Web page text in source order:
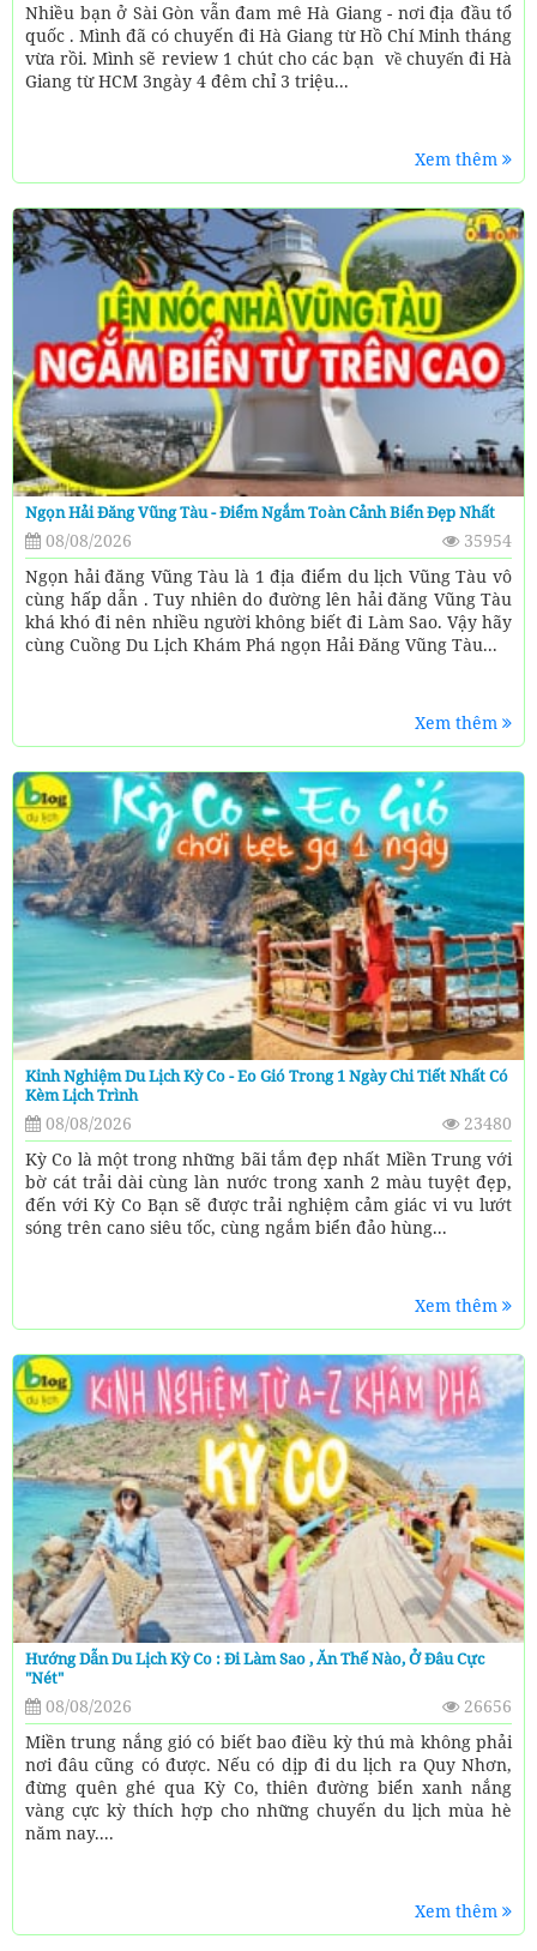
Nhiều bạn ở Sài Gòn vẫn đam mê Hà Giang - nơi địa đầu tổ
quốc . Mình đã có chuyến đi Hà Giang từ Hồ Chí Minh tháng
vừa rồi. Mình sẽ review 1 chút cho các bạn về chuyến đi Hà
Giang từ HCM 3ngày 4 đêm chỉ 3 triệu...
Xem thêm
Ngọn Hải Đăng Vũng Tàu - Điểm Ngắm Toàn Cảnh Biển Đẹp Nhất
08/08/2026
35954
Ngọn hải đăng Vũng Tàu là 1 địa điểm du lịch Vũng Tàu vô
cùng hấp dẫn . Tuy nhiên do đường lên hải đăng Vũng Tàu
khá khó đi nên nhiều người không biết đi Làm Sao. Vậy hãy
cùng Cuồng Du Lịch Khám Phá ngọn Hải Đăng Vũng Tàu...
Xem thêm
Kinh Nghiệm Du Lịch Kỳ Co - Eo Gió Trong 1 Ngày Chi Tiết Nhất Có
Kèm Lịch Trình
08/08/2026
23480
Kỳ Co là một trong những bãi tắm đẹp nhất Miền Trung với
bờ cát trải dài cùng làn nước trong xanh 2 màu tuyệt đẹp,
đến với Kỳ Co Bạn sẽ được trải nghiệm cảm giác vi vu lướt
sóng trên cano siêu tốc, cùng ngắm biển đảo hùng...
Xem thêm
Hướng Dẫn Du Lịch Kỳ Co : Đi Làm Sao , Ăn Thế Nào, Ở Đâu Cực
"nét"
08/08/2026
26656
Miền trung nắng gió có biết bao điều kỳ thú mà không phải
nơi đâu cũng có được. Nếu có dịp đi du lịch ra Quy Nhơn,
đừng quên ghé qua Kỳ Co, thiên đường biển xanh nắng
vàng cực kỳ thích hợp cho những chuyến du lịch mùa hè
năm nay....
Xem thêm